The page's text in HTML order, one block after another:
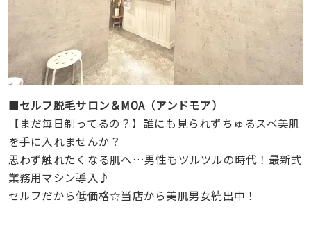
■セルフ脱毛サロン＆MOA（アンドモア）
【まだ毎日剃ってるの？】誰にも見られずちゅるスベ美肌
を手に入れませんか？
思わず触れたくなる肌へ…男性もツルツルの時代！最新式
業務用マシン導入♪
セルフだから低価格☆当店から美肌男女続出中！